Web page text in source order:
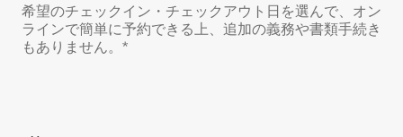
希望のチェックイン・チェックアウト日を選んで、オン
ラインで簡単に予約できる上、追加の義務や書類手続き
もありません。*